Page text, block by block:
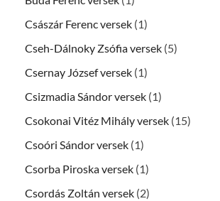
Császár Ferenc versek (1)
Cseh-Dálnoky Zsófia versek (5)
Csernay József versek (1)
Csizmadia Sándor versek (1)
Csokonai Vitéz Mihály versek (15)
Csoóri Sándor versek (1)
Csorba Piroska versek (1)
Csordás Zoltán versek (2)